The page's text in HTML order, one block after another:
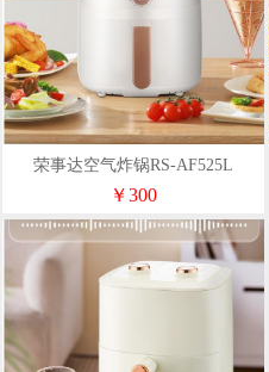
荣事达空气炸锅RS-AF525L
￥300